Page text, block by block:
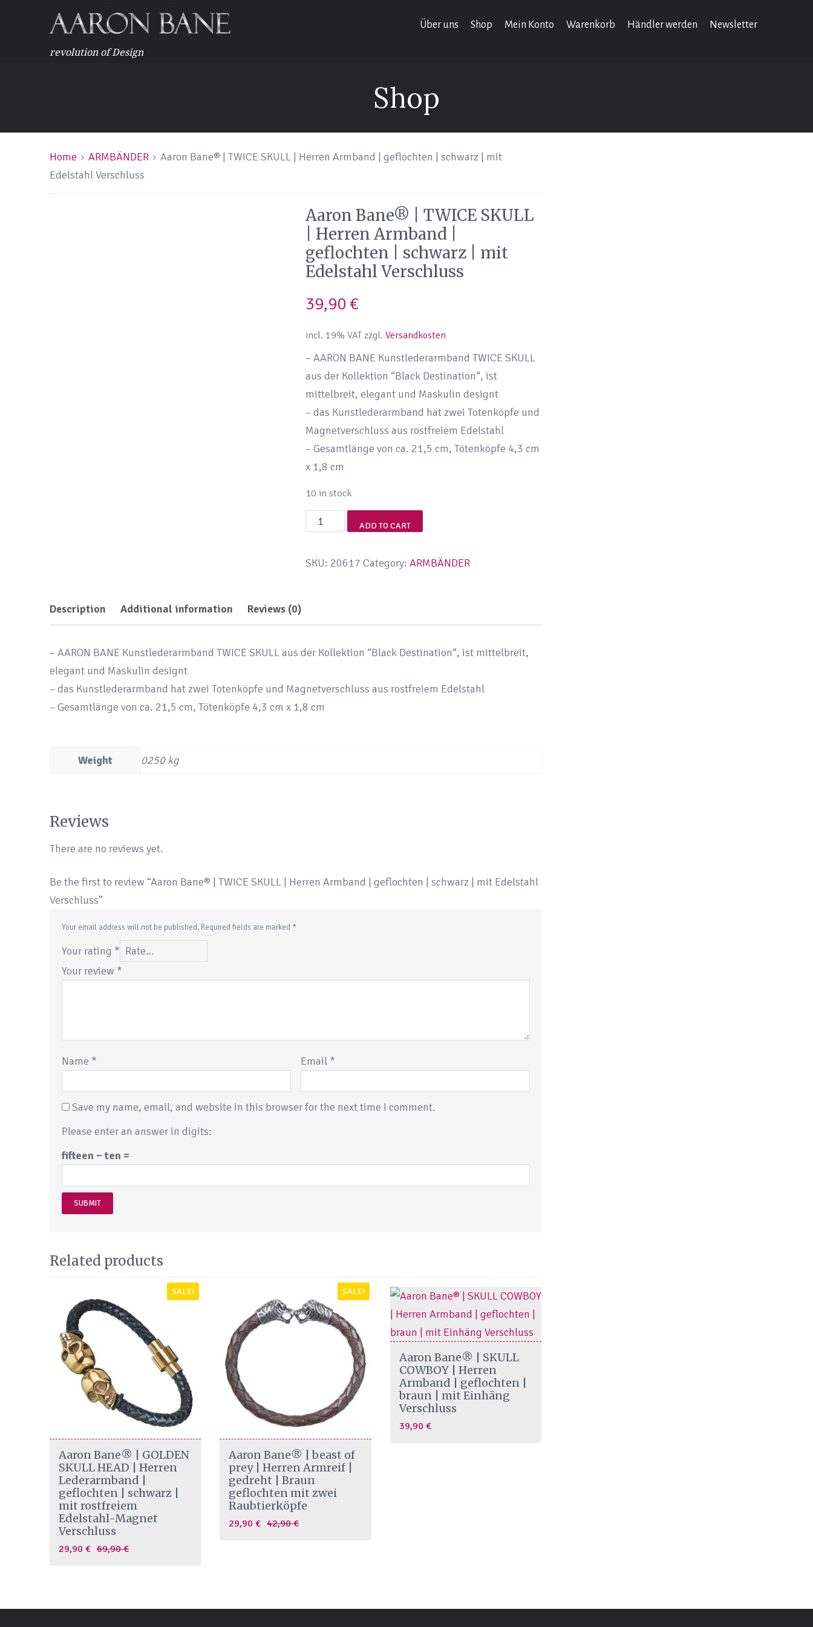
revolution of Design
Über uns Shop Mein Konto Warenkorb Händler werden Newsletter
Shop
Home ARMBÄNDER
Aaron Bane® | TWICE SKULL | Herren Armband | geflochten | schwarz | mit
Edelstahl Verschluss
Aaron Bane® | TWICE SKULL
| Herren Armband |
geflochten | schwarz | mit
Edelstahl Verschluss
39,90€
incl. 19% VAT zzgl.Versandkosten
– AARON BANE Kunstlederarmband TWICE SKULL
aus der Kollektion “Black Destination“, ist
mittelbreit, elegant und Maskulin designt
– das Kunstlederarmband hat zwei Totenköpfe und
Magnetverschluss aus rostfreiem Edelstahl
– Gesamtlänge von ca. 21,5 cm, Tötenköpfe 4,3 cm
x 1,8 cm
10 in stock
Aaron
Armband
geflochten
|
Edelstahl
ADD TO CART
SKU:20617 Category:ARMBÄNDER
Description Additional information Reviews (0)
– AARON BANE Kunstlederarmband TWICE SKULL aus der Kollektion “Black Destination“, ist mittelbreit,
elegant und Maskulin designt
– das Kunstlederarmband hat zwei Totenköpfe und Magnetverschluss aus rostfreiem Edelstahl
– Gesamtlänge von ca. 21,5 cm, Tötenköpfe 4,3 cm x 1,8 cm
Weight 0250 kg
Reviews
There are no reviews yet.
Be the first to review “Aaron Bane® | TWICE SKULL | Herren Armband | geflochten | schwarz | mit Edelstahl
Verschluss”
Your email address will not be published. Required fields are marked *
Your rating *
Your review *
Name * Email *
Save my name, email, and website in this browser for the next time I comment.
Please enter an answer in digits:
fifteen − ten =
Related products
SALE!
Aaron Bane® | GOLDEN
SKULL HEAD | Herren
Lederarmband |
geflochten | schwarz |
mit rostfreiem
Edelstahl-Magnet
Verschluss
69,90€
Original
29,90 € Current
SALE!
Aaron Bane® | beast of
prey | Herren Armreif |
gedreht | Braun
geflochten mit zwei
Raubtierköpfe
42,90€
Original
29,90€ Current
Aaron Bane® | SKULL
COWBOY | Herren
Armband | geflochten |
braun | mit Einhäng
Verschluss
39,90 €